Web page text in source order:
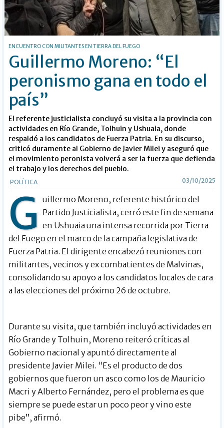
ENCUENTRO CON MILITANTES EN TIERRA DEL FUEGO
Guillermo Moreno: “El
peronismo gana en todo el
país”
El referente justicialista concluyó su visita a la provincia con
actividades en Río Grande, Tolhuin y Ushuaia, donde
respaldó a los candidatos de Fuerza Patria. En su discurso,
criticó duramente al Gobierno de Javier Milei y aseguró que
el movimiento peronista volverá a ser la fuerza que defienda
el trabajo y los derechos del pueblo.
POLÍTICA 03/10/2025
G uillermo Moreno, referente histórico del
Partido Justicialista, cerró este fin de semana
en Ushuaia una intensa recorrida por Tierra
del Fuego en el marco de la campaña legislativa de
Fuerza Patria. El dirigente encabezó reuniones con
militantes, vecinos y ex combatientes de Malvinas,
consolidando su apoyo a los candidatos locales de cara
a las elecciones del próximo 26 de octubre.
Durante su visita, que también incluyó actividades en
Río Grande y Tolhuin, Moreno reiteró críticas al
Gobierno nacional y apuntó directamente al
presidente Javier Milei. “Es el producto de dos
gobiernos que fueron un asco como los de Mauricio
Macri y Alberto Fernández, pero el problema es que
siempre se puede estar un poco peor y vino este
pibe”, afirmó.